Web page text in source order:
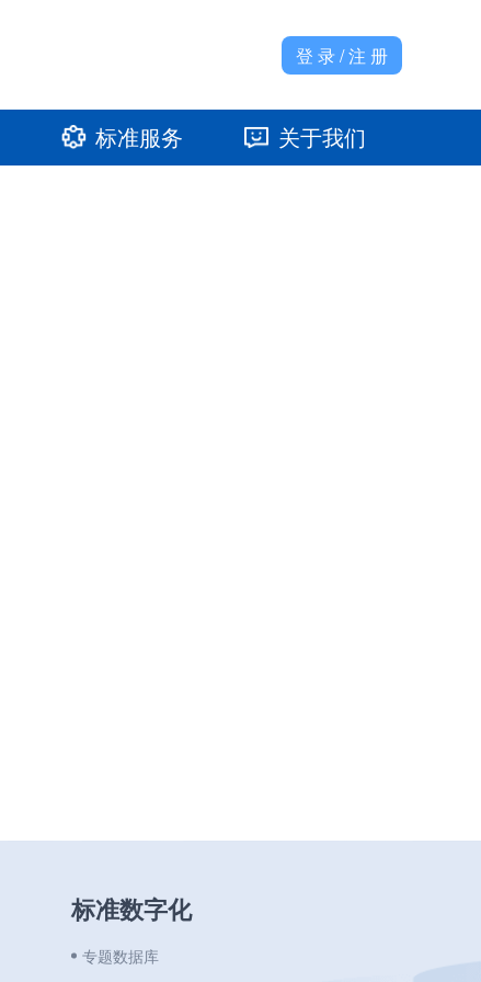
登 录 / 注 册
标准服务 关于我们
标准数字化
专题数据库